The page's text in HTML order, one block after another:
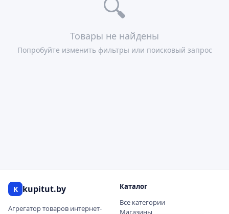
🔍
Товары не найдены
Попробуйте изменить фильтры или поисковый запрос
K kupitut.by
Агрегатор товаров интернет-
Каталог
Все категории
Магазины